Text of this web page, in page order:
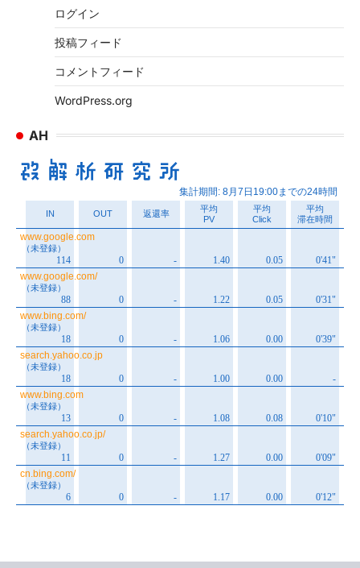
ログイン
投稿フィード
コメントフィード
WordPress.org
AH